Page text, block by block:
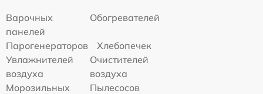
Варочных
панелей
Обогревателей
Парогенераторов
Хлебопечек
Увлажнителей
воздуха
Очистителей
воздуха
Морозильных
Пылесосов